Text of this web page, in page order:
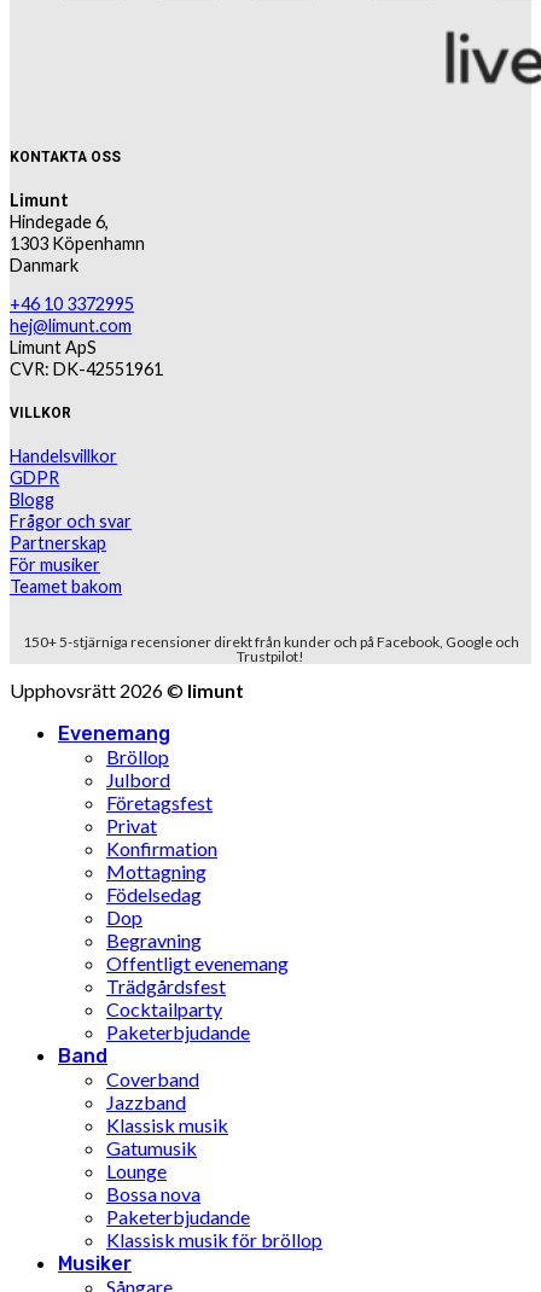
KONTAKTA OSS
Limunt
Hindegade 6,
1303 Köpenhamn
Danmark
+46 10 3372995
hej@limunt.com
Limunt ApS
CVR: DK-42551961
VILLKOR
Handelsvillkor
GDPR
Blogg
Frågor och svar
Partnerskap
För musiker
Teamet bakom
150+ 5-stjärniga recensioner direkt från kunder och på Facebook, Google och
Trustpilot!
Upphovsrätt 2026 © limunt
Evenemang
Bröllop
Julbord
Företagsfest
Privat
Konfirmation
Mottagning
Födelsedag
Dop
Begravning
Offentligt evenemang
Trädgårdsfest
Cocktailparty
Paketerbjudande
Band
Coverband
Jazzband
Klassisk musik
Gatumusik
Lounge
Bossa nova
Paketerbjudande
Klassisk musik för bröllop
Musiker
Sångare